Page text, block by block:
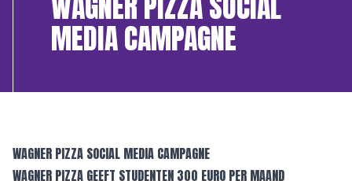
MEDIA CAMPAGNE
WAGNER PIZZA SOCIAL MEDIA CAMPAGNE
WAGNER PIZZA GEEFT STUDENTEN 300 EURO PER MAAND